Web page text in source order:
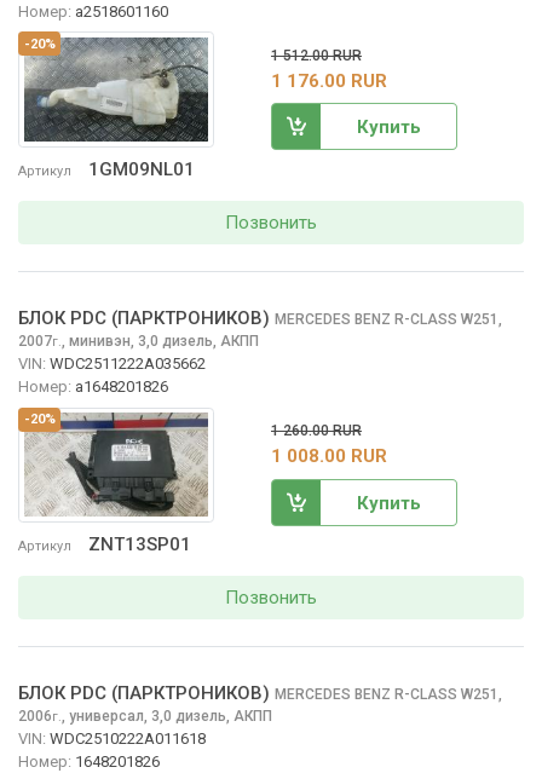
-20%
Артикул 1GM09NL01
Номер: a2518601160
1 512.00 RUR
1 176.00 RUR
Купить
Позвонить
-20%
Артикул ZNT13SP01
БЛОК PDC (ПАРКТРОНИКОВ) MERCEDES BENZ R-CLASS W251,
2007г., минивэн, 3,0 дизель, АКПП
VIN: WDC2511222A035662
Номер: a1648201826
1 260.00 RUR
1 008.00 RUR
Купить
Позвонить
БЛОК PDC (ПАРКТРОНИКОВ) MERCEDES BENZ R-CLASS W251,
2006г., универсал, 3,0 дизель, АКПП
VIN: WDC2510222A011618
Номер: 1648201826